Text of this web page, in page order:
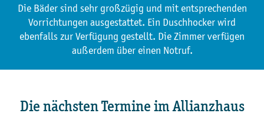
Die Bäder sind sehr großzügig und mit entsprechenden
Vorrichtungen ausgestattet. Ein Duschhocker wird
ebenfalls zur Verfügung gestellt. Die Zimmer verfügen
außerdem über einen Notruf.
Die nächsten Termine im Allianzhaus